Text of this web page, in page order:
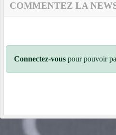
COMMENTEZ LA
Connectez-vous pour pouvoir